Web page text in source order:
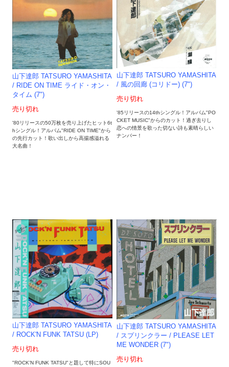
山下達郎 TATSURO YAMASHITA
/ RIDE ON TIME ライド・オン・
タイム (7")
売り切れ
'80リリースの50万枚を売り上げたヒット6t
hシングル！アルバム"RIDE ON TIME"から
の先行カット！歌い出しから高揚感溢れる
大名曲！
山下達郎 TATSURO YAMASHITA
/ 風の回廊 (コリドー) (7")
売り切れ
'85リリースの14thシングル！アルバム"PO
CKET MUSIC"からのカット！過ぎ去りし
恋への情景を歌った切ない詩も素晴らしい
ナンバー！
山下達郎 TATSURO YAMASHITA
/ ROCK'N FUNK TATSU (LP)
売り切れ
"ROCK'N FUNK TATSU"と題して特にSOU
山下達郎 TATSURO YAMASHITA
/ スプリンクラー / PLEASE LET
ME WONDER (7")
売り切れ